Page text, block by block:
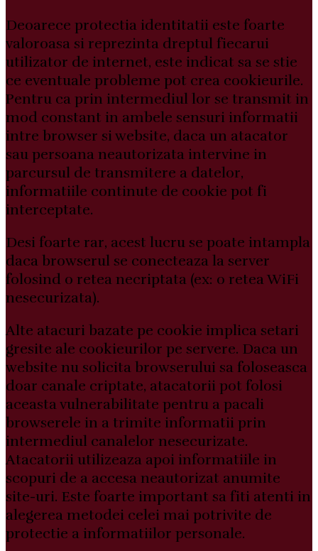
Deoarece protectia identitatii este foarte
valoroasa si reprezinta dreptul fiecarui
utilizator de internet, este indicat sa se stie
ce eventuale probleme pot crea cookieurile.
Pentru ca prin intermediul lor se transmit in
mod constant in ambele sensuri informatii
intre browser si website, daca un atacator
sau persoana neautorizata intervine in
parcursul de transmitere a datelor,
informatiile continute de cookie pot fi
interceptate.
Desi foarte rar, acest lucru se poate intampla
daca browserul se conecteaza la server
folosind o retea necriptata (ex: o retea WiFi
nesecurizata).
Alte atacuri bazate pe cookie implica setari
gresite ale cookieurilor pe servere. Daca un
website nu solicita browserului sa foloseasca
doar canale criptate, atacatorii pot folosi
aceasta vulnerabilitate pentru a pacali
browserele in a trimite informatii prin
intermediul canalelor nesecurizate.
Atacatorii utilizeaza apoi informatiile in
scopuri de a accesa neautorizat anumite
site-uri. Este foarte important sa fiti atenti in
alegerea metodei celei mai potrivite de
protectie a informatiilor personale.